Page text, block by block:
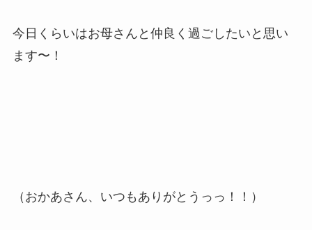
今日くらいはお母さんと仲良く過ごしたいと思い
ます〜！
（おかあさん、いつもありがとうっっ！！）